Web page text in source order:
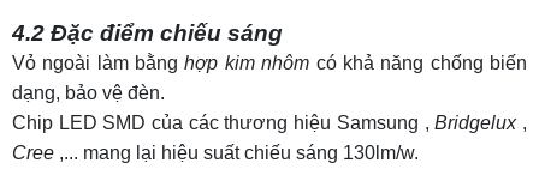
4.2 Đặc điểm chiếu sáng
Vỏ ngoài làm bằnghợp kim nhôm có khả năng chống biến
dạng, bảo vệ đèn.
Chip LED SMD của các thương hiệu Samsung ,Bridgelux ,
Cree ,... mang lại hiệu suất chiếu sáng 130lm/w.